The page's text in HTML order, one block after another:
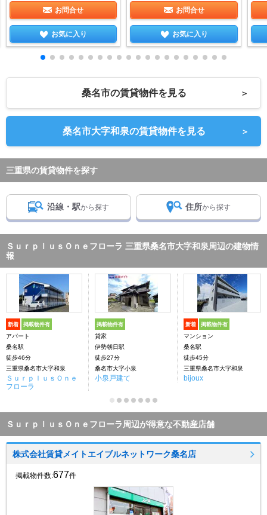
お問合せ
お気に入り
お問合せ
お気に入り
桑名市の賃貸物件を見る ＞
桑名市大字和泉の賃貸物件を見る ＞
三重県の賃貸物件を探す
沿線・駅から探す 住所から探す
ＳｕｒｐｌｕｓＯｎｅフローラ 三重県桑名市大字和泉周辺の建物情
報
新着 掲載物件有
アパート
桑名駅
徒歩46分
三重県桑名市大字和泉
ＳｕｒｐｌｕｓＯｎｅ
フローラ
掲載物件有
貸家
伊勢朝日駅
徒歩27分
桑名市大字小泉
小泉戸建て
新着 掲載物件有
マンション
桑名駅
徒歩45分
三重県桑名市大字和泉
bijoux
ＳｕｒｐｌｕｓＯｎｅフローラ周辺が得意な不動産店舗
株式会社賃貸メイトエイブルネットワーク桑名店
掲載物件数:677件